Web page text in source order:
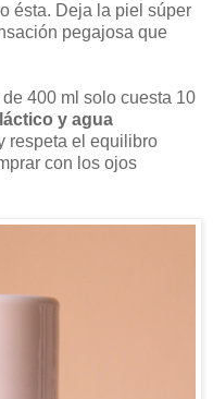
ésta. Deja la piel súper
pegajosa que
400 ml solo cuesta 10
y agua
respeta el equilibro
con los ojos